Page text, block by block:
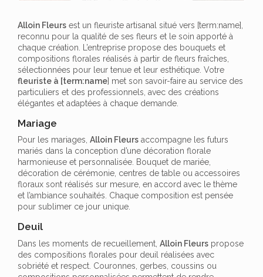
Alloin Fleurs est un fleuriste artisanal situé vers [term:name],
reconnu pour la qualité de ses fleurs et le soin apporté à
chaque création. L’entreprise propose des bouquets et
compositions florales réalisés à partir de fleurs fraîches,
sélectionnées pour leur tenue et leur esthétique. Votre
fleuriste à [term:name] met son savoir-faire au service des
particuliers et des professionnels, avec des créations
élégantes et adaptées à chaque demande.
Mariage
Pour les mariages, Alloin Fleurs accompagne les futurs
mariés dans la conception d’une décoration florale
harmonieuse et personnalisée. Bouquet de mariée,
décoration de cérémonie, centres de table ou accessoires
floraux sont réalisés sur mesure, en accord avec le thème
et l’ambiance souhaités. Chaque composition est pensée
pour sublimer ce jour unique.
Deuil
Dans les moments de recueillement, Alloin Fleurs propose
des compositions florales pour deuil réalisées avec
sobriété et respect. Couronnes, gerbes, coussins ou